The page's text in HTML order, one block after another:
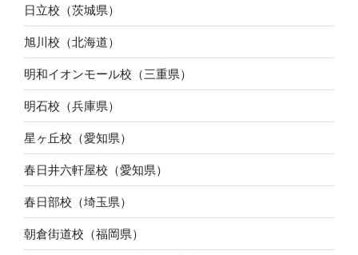
日立校（茨城県）
旭川校（北海道）
明和イオンモール校（三重県）
明石校（兵庫県）
星ヶ丘校（愛知県）
春日井六軒屋校（愛知県）
春日部校（埼玉県）
朝倉街道校（福岡県）